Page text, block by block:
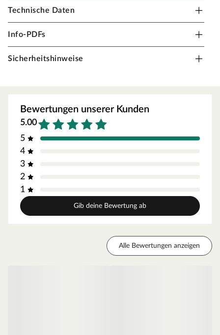
Kunstrasen-Terrassenfliesen
oder Terrasse das ganze Jahr über in sattem Grün.
Witterungseinflüssen und sind barfußfreundlich sowie
kinderleicht. So verleihst Du Balkon oder Terrasse mit
wenigen Klicks einen komplett neuen Look.
Übrigens: Per Klick-System können die Fliesen mit
anderen Terrassenfliesen, die mit dem gleichen System
ausgestattet sind, kombiniert werden.
Rutschfest
UV-beständig
Feuchtigkeitsbeständig
Barfußfreundlich
Einfache, wekzeuglose Montage per Klick-System.
Technische Daten
Info-PDFs
Sicherheitshinweise
Bewertungen unserer Kunden
5.00
5
4
3
2
1
Gib deine Bewertung ab
Alle Bewertungen anzeigen